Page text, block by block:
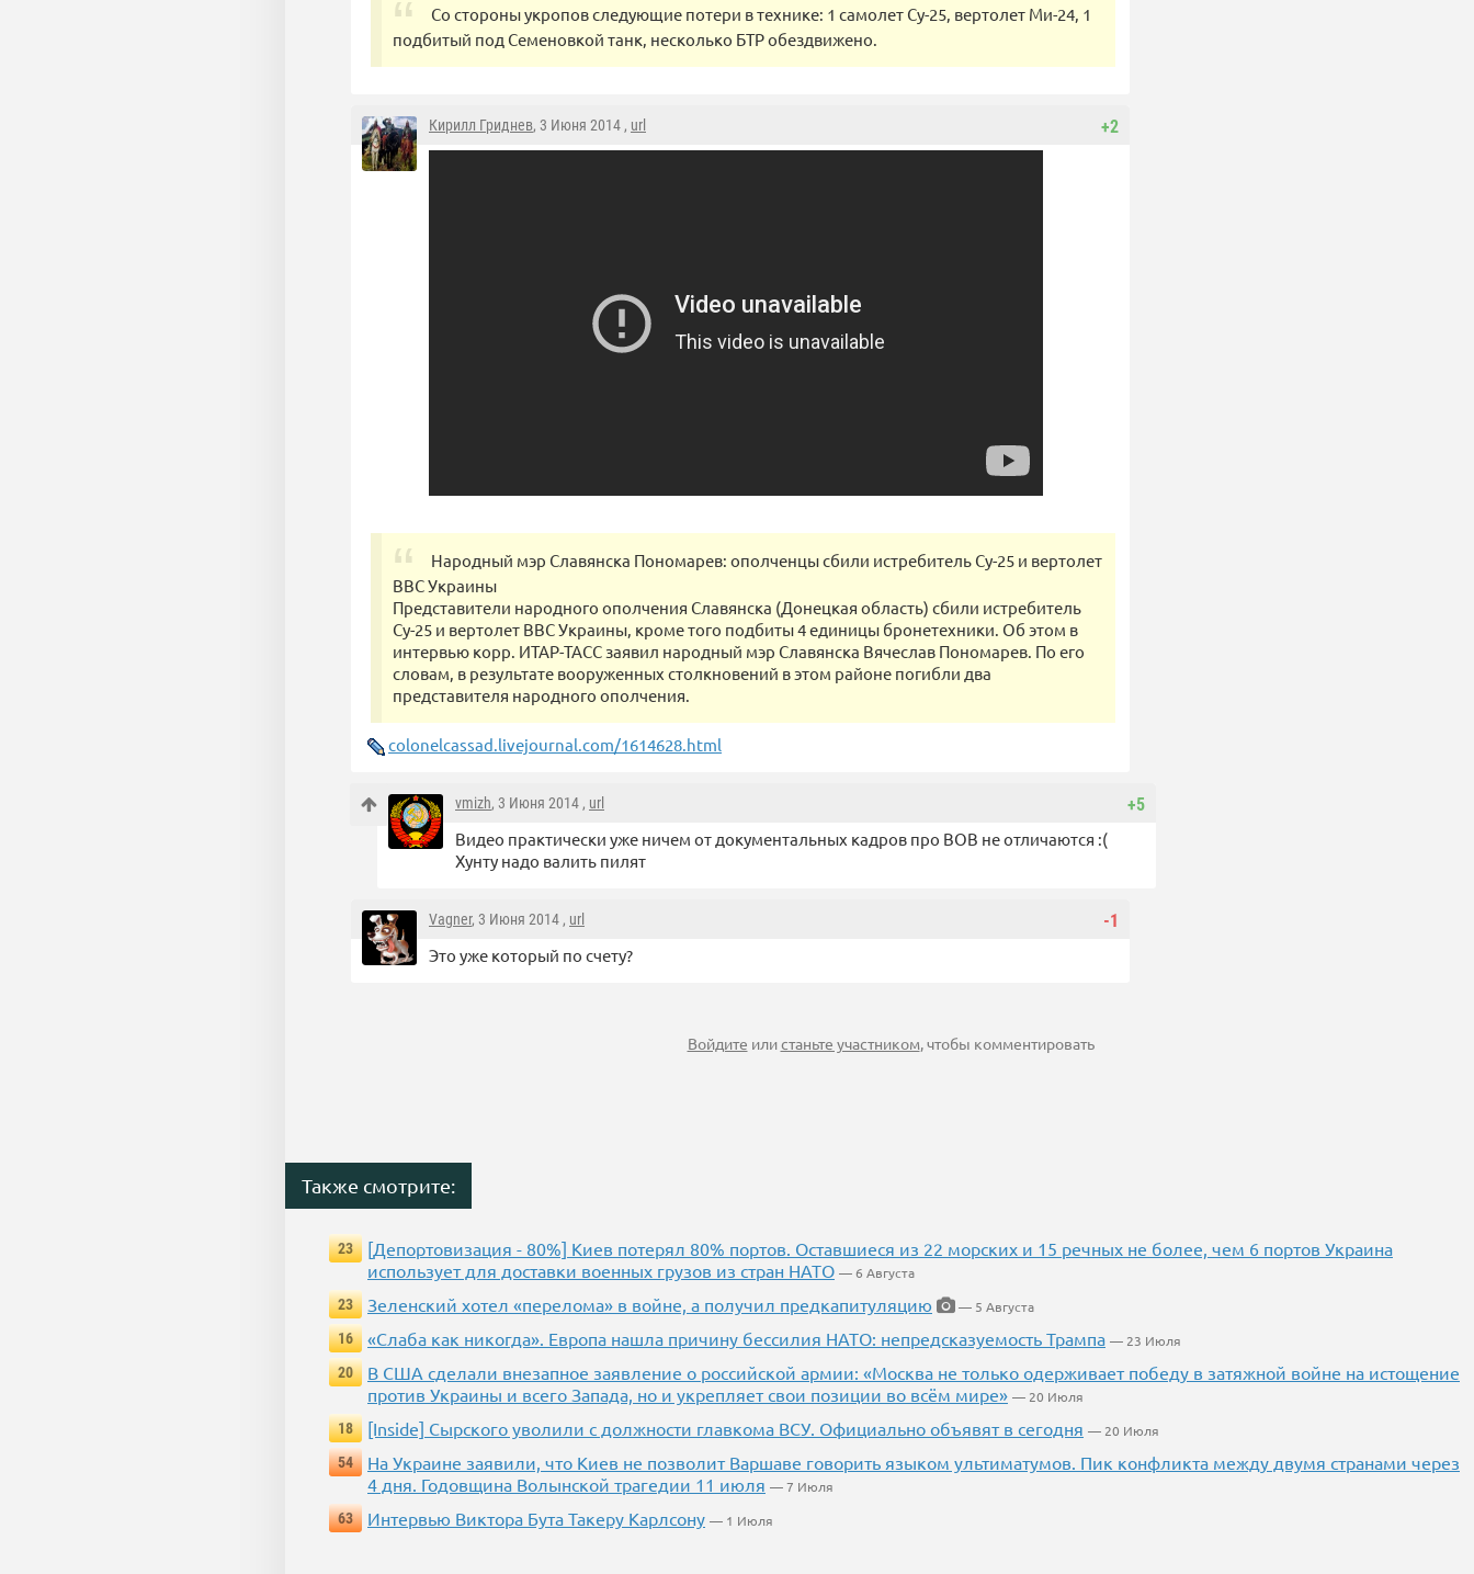
Со стороны укропов следующие потери в технике: 1 самолет Су-25, вертолет Ми-24, 1
подбитый под Семеновкой танк, несколько БТР обездвижено.
+2
Кирилл Гриднев, 3 Июня 2014 , url
Народный мэр Славянска Пономарев: ополченцы сбили истребитель Су-25 и вертолет
ВВС Украины
Представители народного ополчения Славянска (Донецкая область) сбили истребитель
Су-25 и вертолет ВВС Украины, кроме того подбиты 4 единицы бронетехники. Об этом в
интервью корр. ИТАР-ТАСС заявил народный мэр Славянска Вячеслав Пономарев. По его
словам, в результате вооруженных столкновений в этом районе погибли два
представителя народного ополчения.
colonelcassad.livejournal.com/1614628.html
+5
vmizh, 3 Июня 2014 , url
Видео практически уже ничем от документальных кадров про ВОВ не отличаются :(
Хунту надо валить пилят
-1
Vagner, 3 Июня 2014 , url
Это уже который по счету?
Войдите илистаньте участником, чтобы комментировать
Также смотрите:
23
[Депортовизация - 80%] Киев потерял 80% портов. Оставшиеся из 22 морских и 15 речных не более, чем 6 портов Украина
использует для доставки военных грузов из стран НАТО — 6 Августа
23
Зеленский хотел «перелома» в войне, а получил предкапитуляцию
— 5 Августа
16
«Слаба как никогда». Европа нашла причину бессилия НАТО: непредсказуемость Трампа — 23 Июля
20
В США сделали внезапное заявление о российской армии: «Москва не только одерживает победу в затяжной войне на истощение
против Украины и всего Запада, но и укрепляет свои позиции во всём мире» — 20 Июля
18
[Inside] Сырского уволили с должности главкома ВСУ. Официально объявят в сегодня — 20 Июля
54
На Украине заявили, что Киев не позволит Варшаве говорить языком ультиматумов. Пик конфликта между двумя странами через
4 дня. Годовщина Волынской трагедии 11 июля — 7 Июля
63
Интервью Виктора Бута Такеру Карлсону — 1 Июля